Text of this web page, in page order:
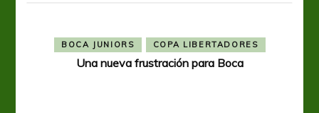
BOCA JUNIORS COPA LIBERTADORES
Una nueva frustración para Boca